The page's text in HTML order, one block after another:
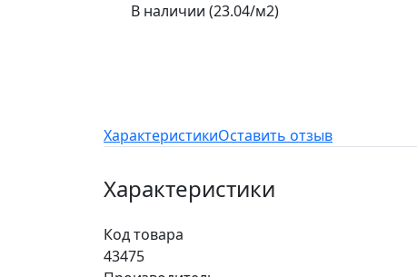
В наличии (23.04/м2)
ХарактеристикиОставить отзыв
Характеристики
Код товара
43475